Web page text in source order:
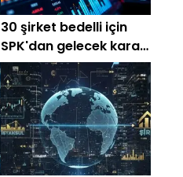
30 şirket bedelli için
SPK'dan gelecek kararı
bekliyor! Güncel liste